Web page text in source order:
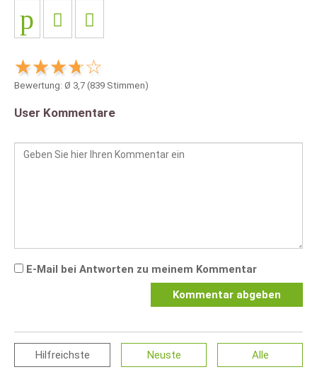
Bewertung: Ø 3,7 (839 Stimmen)
User Kommentare
E-Mail bei Antworten zu meinem Kommentar
Kommentar abgeben
Hilfreichste Neuste Alle